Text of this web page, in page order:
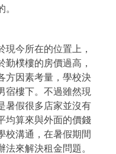
今所在的位置上，
樸樓的房價過高，
方因素考量，學校決
宿樓下。不過雖然現
暑假很多店家並沒有
均算來與外面的價錢
校溝通，在暑假期間
來解決租金問題。